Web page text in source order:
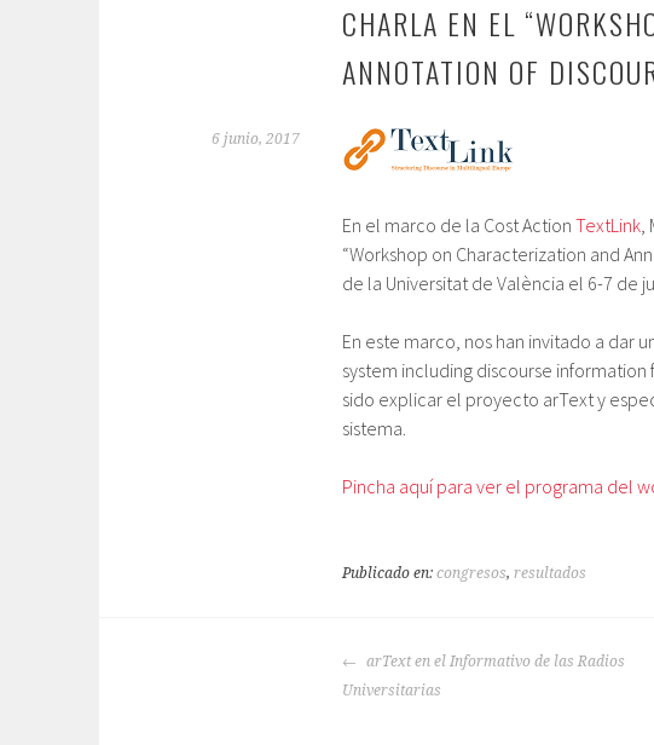
CHARLA EN EL
ANNOTATION OF
6 junio, 2017
En el marco de la Cost Action TextLink,
“Workshop on Characterization and
de la Universitat de València el 6-7 de
En este marco, nos han invitado a dar
system including discourse
sido explicar el proyecto arText y
sistema.
Pincha aquí para ver el programa del
Publicado en: congresos, resultados
NAVEGACIÓN
DE
arText en el Informativo de las Radios
Universitarias